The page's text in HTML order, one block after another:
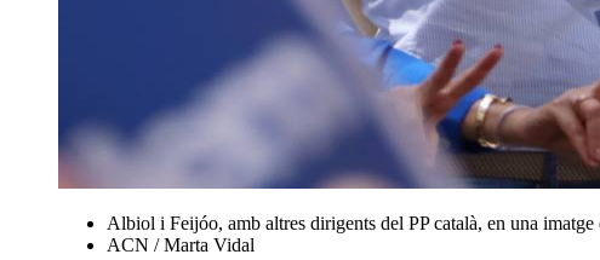
Albiol i Feijóo, amb altres dirigents del PP català, en una
ACN / Marta Vidal